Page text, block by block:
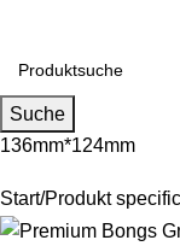
Suche
136mm*124mm
Start Produkt